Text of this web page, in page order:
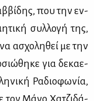
που την εν­
συλ­λο­γή της,
ασχο­λη­θεί με την
για δε­κα­ε­
Ρα­διο­φω­νία,